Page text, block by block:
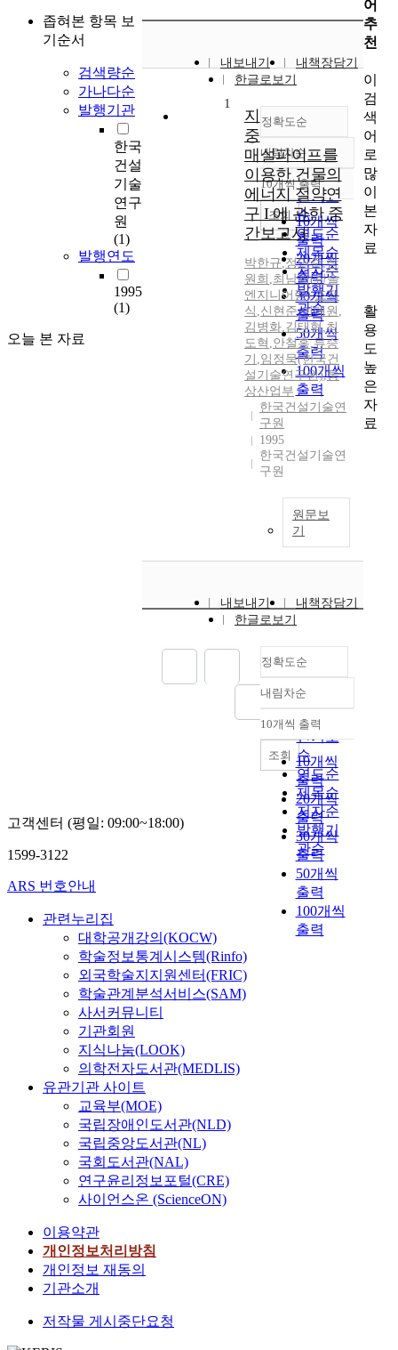
좁혀본 항목 보
기순서
검색량순
가나다순
발행기관
한국
건설
기술
연구
원
(1)
발행연도
1995
(1)
오늘 본 자료
내보내기
내책장담기
한글로보기
정확도순
정확도
순
인기도
순
연도순
제목순
저자순
발행기
관순
내림차순
내림차순
10개씩 출력
10개씩
출력
20개씩
출력
30개씩
출력
50개씩
출력
100개씩
출력
조회
1
지
중
매설파이프를
이용한 건물의
에너지 절약연
구 I 에 관한 중
간보고서
박한규,정만준,장
원희 ,최남희(한솔
엔지니어링),조정
식 ,신현준,이태원 ,
김병화,김태형,최
도혁 ,안철홍,류승
기 ,임정묵(한국건
설기술연구원),통
상산업부
한국건설기술연
구원
1995
한국건설기술연
구원
원문보
기
내보내기
내책장담기
한글로보기
정확도순
정확도
순
인기도
순
연도순
제목순
저자순
발행기
관순
내림차순
내림차순
10개씩 출력
10개씩
출력
20개씩
출력
30개씩
출력
50개씩
출력
100개씩
출력
조회
어
추
천
이
검
색
어
로
많
이
본
자
료
활
용
도
높
은
자
료
고객센터 (평일: 09:00~18:00)
1599-3122
ARS 번호안내
관련누리집
대학공개강의(KOCW)
학술정보통계시스템(Rinfo)
외국학술지지원센터(FRIC)
학술관계분석서비스(SAM)
사서커뮤니티
기관회원
지식나눔(LOOK)
의학전자도서관(MEDLIS)
유관기관 사이트
교육부(MOE)
국립장애인도서관(NLD)
국립중앙도서관(NL)
국회도서관(NAL)
연구윤리정보포털(CRE)
사이언스온 (ScienceON)
이용약관
개인정보처리방침
개인정보 재동의
기관소개
저작물 게시중단요청